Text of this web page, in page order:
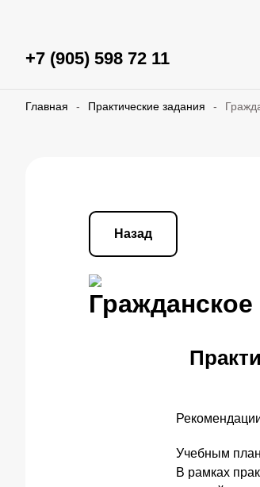
+7 (905) 598 72 11
Главная - Практические задания -
Назад
Учебным
В рамках